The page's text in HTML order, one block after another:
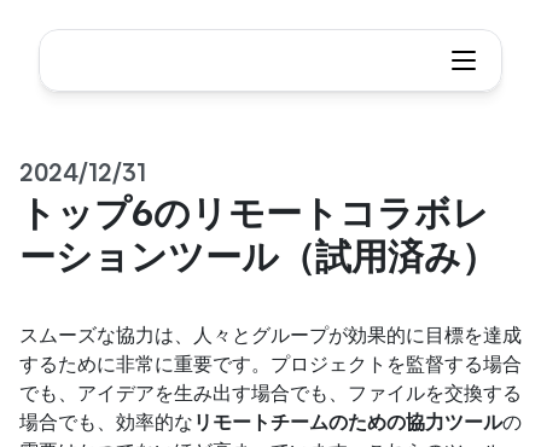
2024/12/31
トップ6のリモートコラボレ
ーションツール（試用済み）
スムーズな協力は、人々とグループが効果的に目標を達成
するために非常に重要です。プロジェクトを監督する場合
でも、アイデアを生み出す場合でも、ファイルを交換する
場合でも、効率的な リモートチームのための協力ツールの